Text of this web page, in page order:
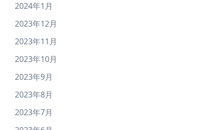
2024年1月
2023年12月
2023年11月
2023年10月
2023年9月
2023年8月
2023年7月